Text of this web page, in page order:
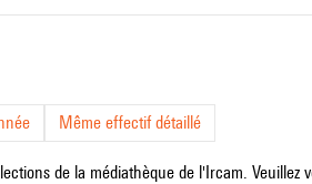
Même effectif détaillé
de la médiathèque de l'Ircam. Veuillez